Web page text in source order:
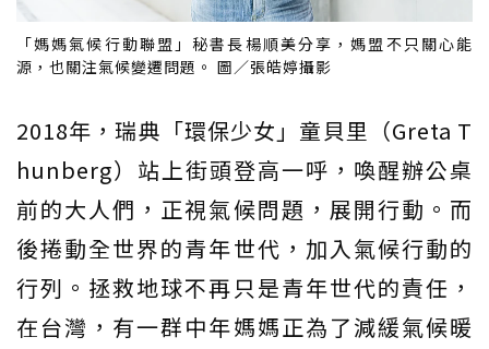
「媽媽氣候行動聯盟」秘書長楊順美分享，媽盟不只關心能
源，也關注氣候變遷問題。 圖／張皓婷攝影
2018年，瑞典「環保少女」童貝里（Greta T
hunberg）站上街頭登高一呼，喚醒辦公桌
前的大人們，正視氣候問題，展開行動。而
後捲動全世界的青年世代，加入氣候行動的
行列。拯救地球不再只是青年世代的責任，
在台灣，有一群中年媽媽正為了減緩氣候暖